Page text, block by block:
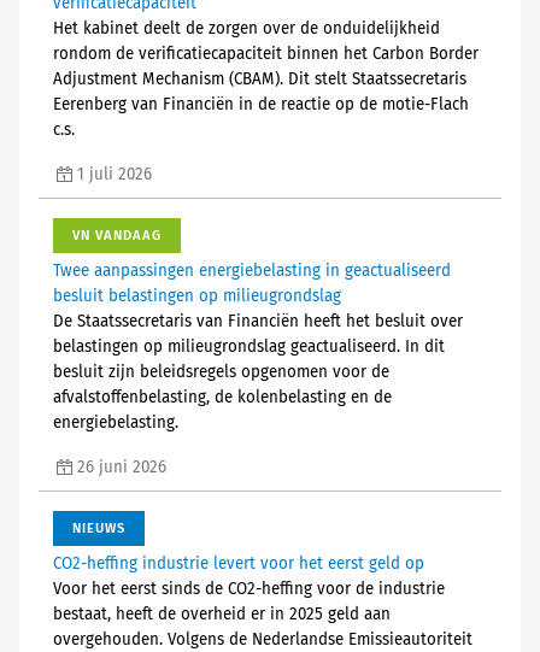
Het kabinet deelt de zorgen over de onduidelijkheid
rondom de verificatiecapaciteit binnen het Carbon Border
Adjustment Mechanism (CBAM). Dit stelt Staatssecretaris
Eerenberg van Financiën in de reactie op de motie-Flach
c.s.
1 juli 2026
VN VANDAAG
Twee aanpassingen energiebelasting in geactualiseerd
besluit belastingen op milieugrondslag
De Staatssecretaris van Financiën heeft het besluit over
belastingen op milieugrondslag geactualiseerd. In dit
besluit zijn beleidsregels opgenomen voor de
afvalstoffenbelasting, de kolenbelasting en de
energiebelasting.
26 juni 2026
NIEUWS
CO2-heffing industrie levert voor het eerst geld op
Voor het eerst sinds de CO2-heffing voor de industrie
bestaat, heeft de overheid er in 2025 geld aan
overgehouden. Volgens de Nederlandse Emissieautoriteit